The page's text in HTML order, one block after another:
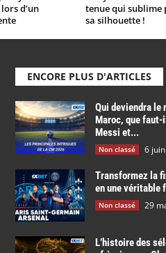
d’un
tenue qui
sa silhouette !
ENCORE PLUS D'ARTICLES
Qui deviendra le
Maroc, que faut-
Messi et...
Non classé 6
Transformez la
en une véritable
Non classé 29
L’histoire des